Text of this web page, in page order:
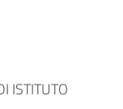
ISTITUTO